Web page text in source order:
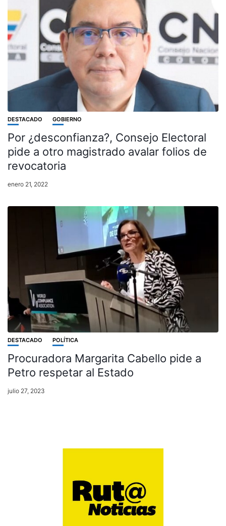
DESTACADO GOBIERNO
Por ¿desconfianza?, Consejo Electoral
pide a otro magistrado avalar folios de
revocatoria
enero 21, 2022
DESTACADO POLÍTICA
Procuradora Margarita Cabello pide a
Petro respetar al Estado
julio 27, 2023